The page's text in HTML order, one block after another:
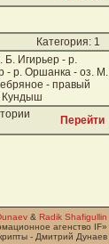
Категория: 1
Б. Игирьер - р.
- р. Оршанка - оз. М.
- правый
Кундыш
Перейти
& Radik Shafigullin
агенство IF»
- Дмитрий Дунаев